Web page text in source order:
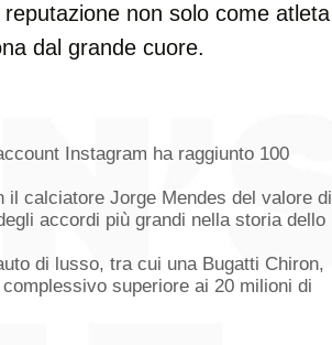
non solo come atleta
dal grande cuore.
Instagram ha raggiunto 100
calciatore Jorge Mendes del valore di
accordi più grandi nella storia dello
di lusso, tra cui una Bugatti Chiron,
superiore ai 20 milioni di